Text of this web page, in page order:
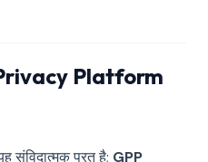
Platform
संविदात्मक परत है; GPP